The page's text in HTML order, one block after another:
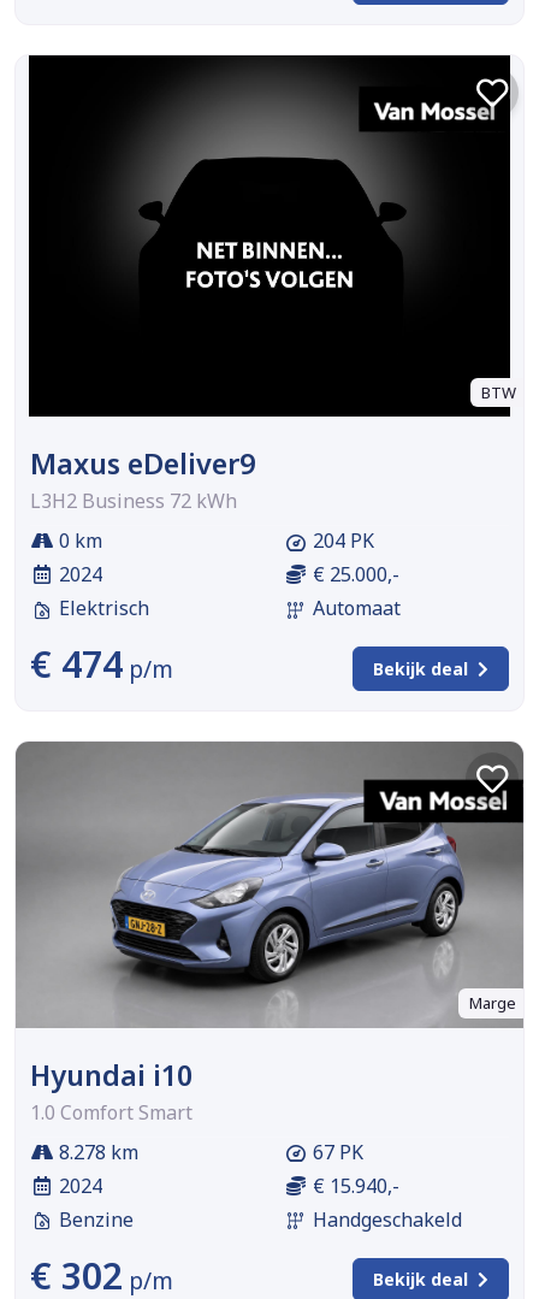
BTW
Maxus eDeliver9
L3H2 Business 72 kWh
0 km
2024
Elektrisch
204 PK
€ 25.000,-
Automaat
€ 474 p/m Bekijk deal
Marge
Hyundai i10
1.0 Comfort Smart
8.278 km
2024
Benzine
67 PK
€ 15.940,-
Handgeschakeld
€ 302 p/m Bekijk deal